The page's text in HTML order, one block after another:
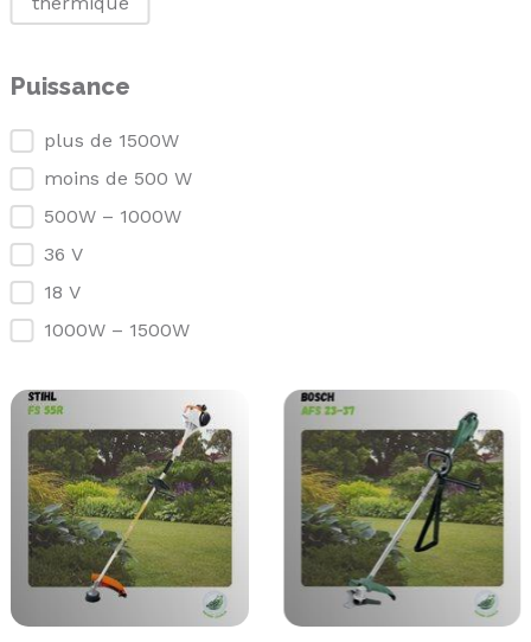
Puissance
Puissance
plus de 1500W
moins de 500 W
500W – 1000W
36 V
18 V
1000W – 1500W